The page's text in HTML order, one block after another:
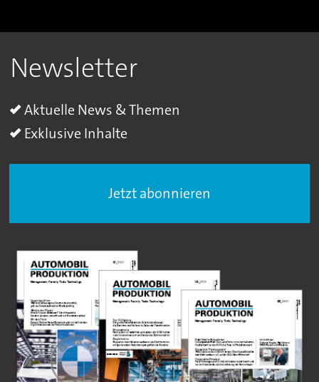
Newsletter
Aktuelle News & Themen
Exklusive Inhalte
Jetzt abonnieren